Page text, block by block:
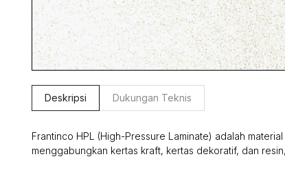
Deskripsi Dukungan Teknis
Frantinco HPL (High-Pressure Laminate) adalah
menggabungkan kertas kraft, kertas dekoratif, dan